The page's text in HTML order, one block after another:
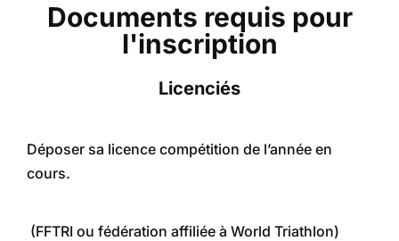
Documents requis pour
l'inscription
Licenciés
Déposer sa licence compétition de l’année en
cours.
(FFTRI ou fédération affiliée à World Triathlon)